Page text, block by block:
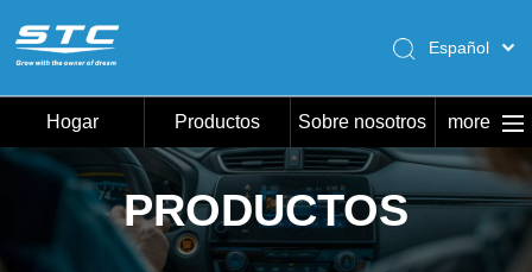
Hogar
Productos
Sobre nosotros
Español
Pусский
Português
Hogar Productos Sobre nosotros more
PRODUCTOS